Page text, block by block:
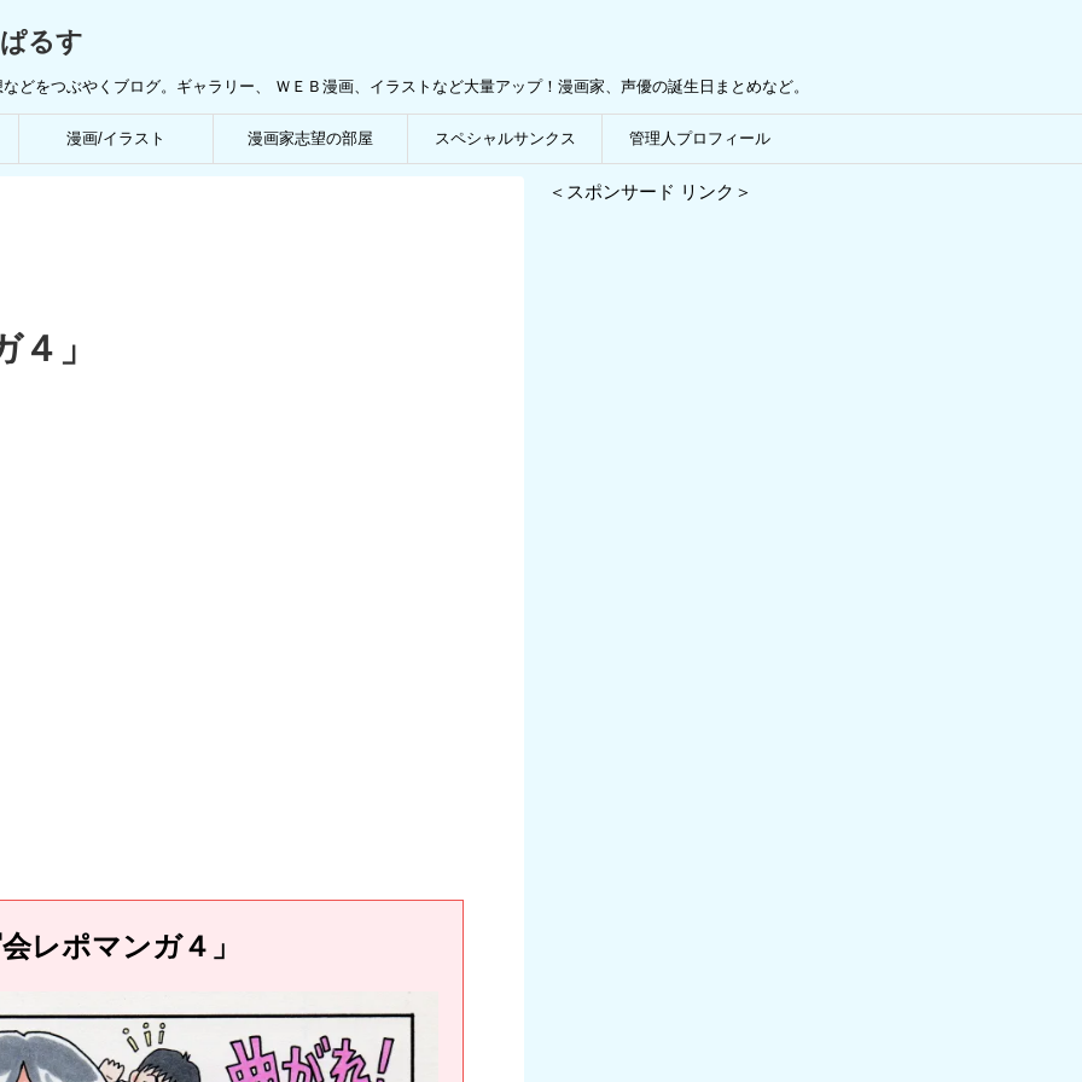
るす
どをつぶやくブログ。ギャラリー、 ＷＥＢ漫画、イラストなど大量アップ！漫画家、声優の誕生日まとめなど。
漫画/イラスト 漫画家志望の部屋 スペシャルサンクス 管理人プロフィール
」
レポマンガ４」
＜スポンサード リンク＞